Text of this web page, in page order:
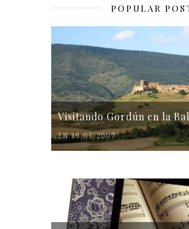
POPULAR
Visitando Gordún en la
EN 19/06/2007